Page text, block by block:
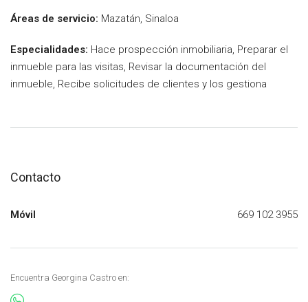
Áreas de servicio: Mazatán, Sinaloa
Especialidades: Hace prospección inmobiliaria, Preparar el
inmueble para las visitas, Revisar la documentación del
inmueble, Recibe solicitudes de clientes y los gestiona
Contacto
Móvil 669 102 3955
Encuentra Georgina Castro en: